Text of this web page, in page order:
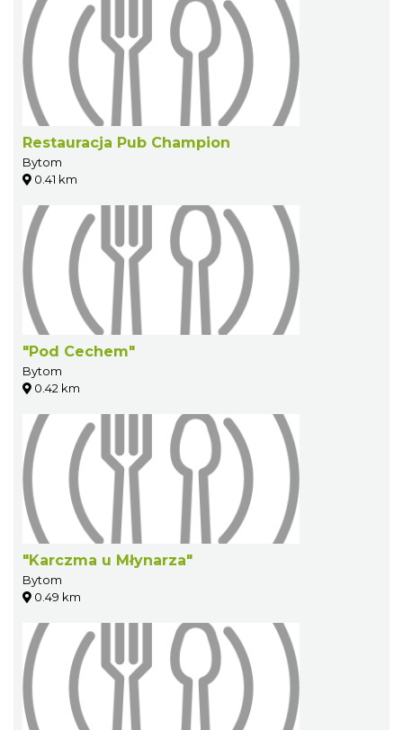
Restauracja Pub Champion
Bytom
0.41 km
"Pod Cechem"
Bytom
0.42 km
"Karczma u Młynarza"
Bytom
0.49 km